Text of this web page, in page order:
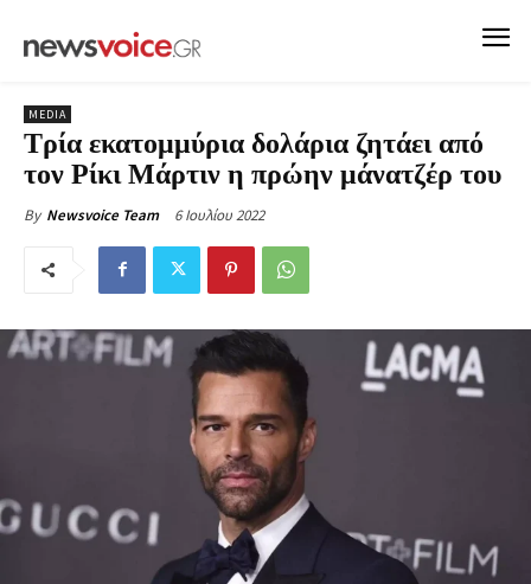
MEDIA
Τρία εκατομμύρια δολάρια ζητάει από
τον Ρίκι Μάρτιν η πρώην μάνατζέρ του
By Newsvoice Team 6 Ιουλίου 2022